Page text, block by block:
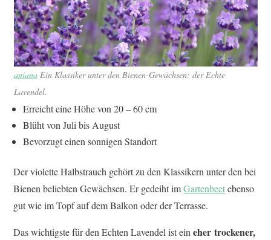
anianaEin Klassiker unter den Bienen-Gewächsen: der Echte
Lavendel.
Erreicht eine Höhe von 20 – 60 cm
Blüht von Juli bis August
Bevorzugt einen sonnigen Standort
Der violette Halbstrauch gehört zu den Klassikern unter den bei
Bienen beliebten Gewächsen. Er gedeiht imGartenbeetebenso
gut wie im Topf auf dem Balkon oder der Terrasse.
Das wichtigste für den Echten Lavendel ist eineher trockener,